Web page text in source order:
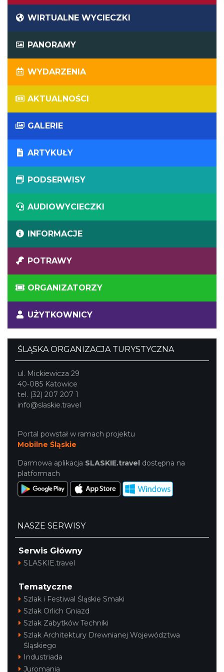
WIRTUALNE WYCIECZKI
PANORAMY
WYDARZENIA
AKTUALNOŚCI
GALERIE
ARTYKUŁY
PODSERWISY
AUDIOWYCIECZKI
INFORMACJE
POTRAWY
ORGANIZATORZY
UŻYTKOWNICY
ŚLĄSKA ORGANIZACJA TURYSTYCZNA
ul. Mickiewicza 29
40-085 Katowice
tel. (32) 207 207 1
info@slaskie.travel
Portal powstał w ramach projektu
Mobilne Śląskie
Darmowa aplikacja SLASKIE.travel dostępna na
platformach
NASZE SERWISY
Serwis Główny
SLASKIE.travel
Tematyczne
Szlak i Festiwal Śląskie Smaki
Szlak Orlich Gniazd
Szlak Zabytków Techniki
Szlak Architektury Drewnianej Województwa
Śląskiego
Industriada
Juromania